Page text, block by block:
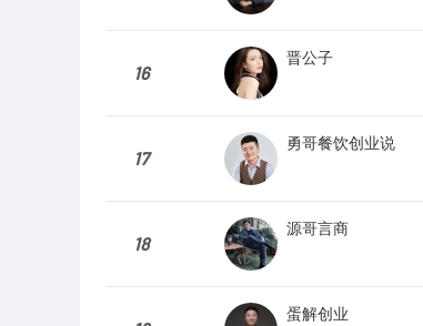
16
晋公子
17
勇哥餐饮创业说
18
源哥言商
蛋解创业